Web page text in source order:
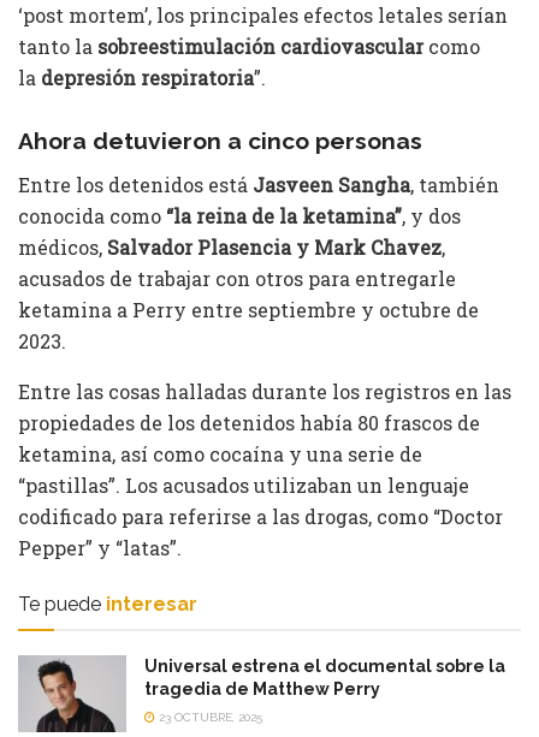
‘post mortem’, los principales efectos letales serían
tanto la sobreestimulación cardiovascularcomo
la depresión respiratoria”.
Ahora detuvieron a cinco personas
Entre los detenidos está Jasveen Sangha, también
conocida como “la reina de la ketamina”, y dos
médicos, Salvador Plasencia y Mark Chavez,
acusados ​​de trabajar con otros para entregarle
ketamina a Perry entre septiembre y octubre de
2023.
Entre las cosas halladas durante los registros en las
propiedades de los detenidos había 80 frascos de
ketamina, así como cocaína y una serie de
“pastillas”. Los acusados utilizaban un lenguaje
codificado para referirse a las drogas, como “Doctor
Pepper” y “latas”.
Te puede interesar
Universal estrena el documental sobre la
tragedia de Matthew Perry
23 OCTUBRE, 2025